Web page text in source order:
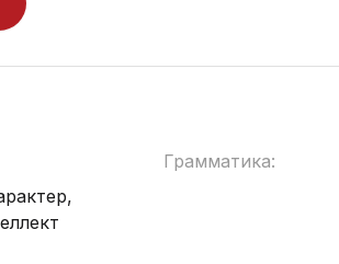
Грамматика: